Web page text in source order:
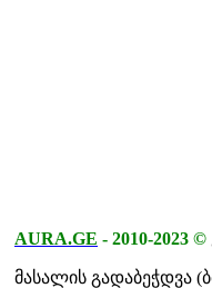
AURA.GE - 2010-2023 ©
მასალის გადაბეჭდვა